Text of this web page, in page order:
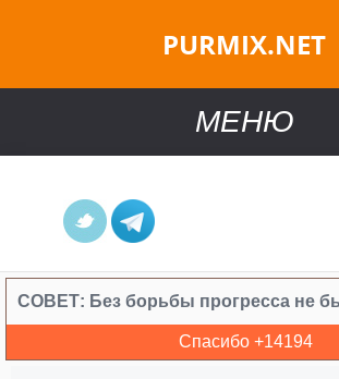
PURMIX.NET
МЕНЮ
СОВЕТ: Без борьбы прогресса не
Спасибо +14194